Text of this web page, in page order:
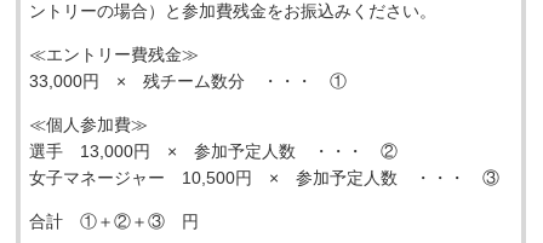
ントリーの場合）と参加費残金をお振込みください。
≪エントリー費残金≫
33,000円 × 残チーム数分 ・・・ ①
≪個人参加費≫
選手 13,000円 × 参加予定人数 ・・・ ②
女子マネージャー 10,500円 × 参加予定人数 ・・・ ③
合計 ①＋②＋③ 円